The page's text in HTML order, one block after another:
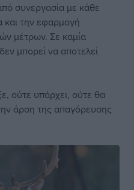
συνεργασία με κάθε
και την εφαρμογή
μέτρων. Σε καμία
μπορεί να αποτελεί
ούτε υπάρχει, ούτε θα
άρση της απαγόρευσης